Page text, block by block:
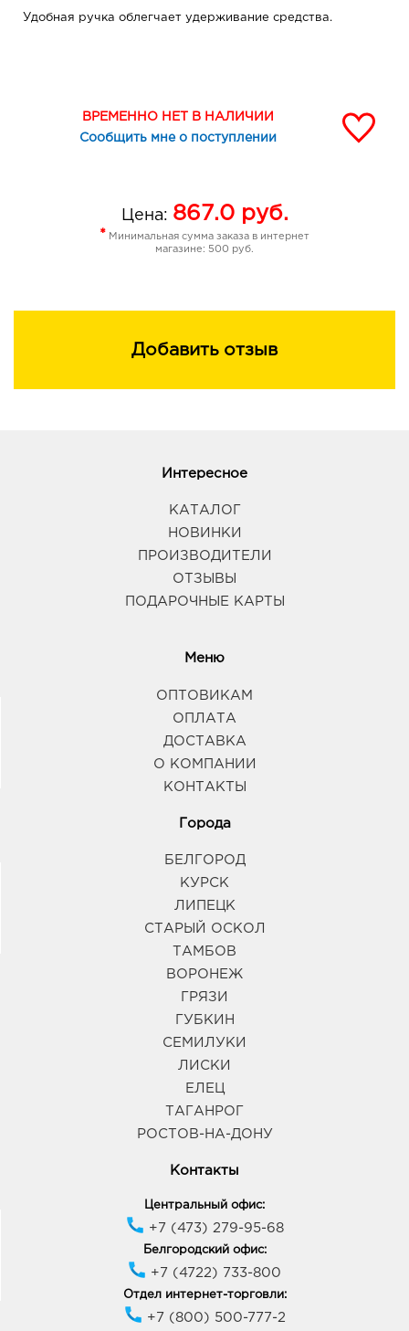
Удобная ручка облегчает удерживание средства.
ВРЕМЕННО НЕТ В НАЛИЧИИ
Сообщить мне о поступлении
Цена: 867.0руб.
* Минимальная сумма заказа в интернет
магазине: 500 руб.
Добавить отзыв
Интересное
КАТАЛОГ
НОВИНКИ
ПРОИЗВОДИТЕЛИ
ОТЗЫВЫ
ПОДАРОЧНЫЕ КАРТЫ
Меню
ОПТОВИКАМ
ОПЛАТА
ДОСТАВКА
О КОМПАНИИ
КОНТАКТЫ
Города
БЕЛГОРОД
КУРСК
ЛИПЕЦК
СТАРЫЙ ОСКОЛ
ТАМБОВ
ВОРОНЕЖ
ГРЯЗИ
ГУБКИН
СЕМИЛУКИ
ЛИСКИ
ЕЛЕЦ
ТАГАНРОГ
РОСТОВ-НА-ДОНУ
Контакты
Центральный офис:
+7 (473) 279-95-68
Белгородский офис:
+7 (4722) 733-800
Отдел интернет-торговли:
+7 (800) 500-777-2